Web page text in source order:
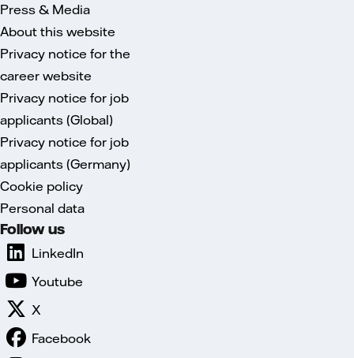
Press & Media
About this website
Privacy notice for the
career website
Privacy notice for job
applicants (Global)
Privacy notice for job
applicants (Germany)
Cookie policy
Personal data
Follow us
LinkedIn
Youtube
X
Facebook